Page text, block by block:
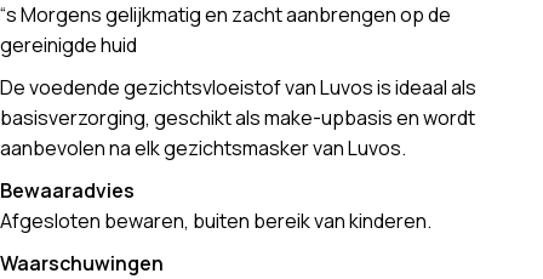
“s Morgens gelijkmatig en zacht aanbrengen op de
gereinigde huid
De voedende gezichtsvloeistof van Luvos is ideaal als
basisverzorging, geschikt als make-upbasis en wordt
aanbevolen na elk gezichtsmasker van Luvos.
Bewaaradvies
Afgesloten bewaren, buiten bereik van kinderen.
Waarschuwingen